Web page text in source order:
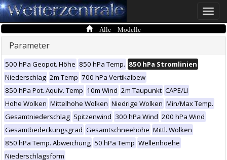
Toggle
Alle Modelle
Parameter
500 hPa Geopot. Höhe 850 hPa Temp. 850 hPa Stromlinien
Niederschlag 2m Temp 700 hPa Vertikalbew
850 hPa Pot. Äquiv. Temp 10m Wind 2m Taupunkt CAPE/LI
Hohe Wolken Mittelhohe Wolken Niedrige Wolken Min/Max Temp.
Gesamtniederschlag Spitzenwind 300 hPa Wind 200 hPa Wind
Gesamtbedeckungsgrad Gesamtschneehöhe Mittl. Wolken
850 hPa Temp. Abweichung 50 hPa Temp Wellenhoehe
Niederschlagsform